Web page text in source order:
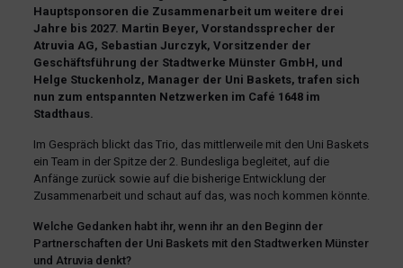
Hauptsponsoren die Zusammenarbeit um weitere drei
Jahre bis 2027. Martin Beyer, Vorstandssprecher der
Atruvia AG, Sebastian Jurczyk, Vorsitzender der
Geschäftsführung der Stadtwerke Münster GmbH, und
Helge Stuckenholz, Manager der Uni Baskets, trafen sich
nun zum entspannten Netzwerken im Café 1648 im
Stadthaus.
Im Gespräch blickt das Trio, das mittlerweile mit den Uni Baskets
ein Team in der Spitze der 2. Bundesliga begleitet, auf die
Anfänge zurück sowie auf die bisherige Entwicklung der
Zusammenarbeit und schaut auf das, was noch kommen könnte.
Welche Gedanken habt ihr, wenn ihr an den Beginn der
Partnerschaften der Uni Baskets mit den Stadtwerken Münster
und Atruvia denkt?